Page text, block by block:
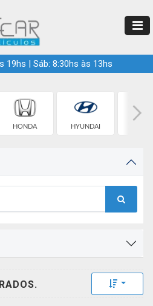
19hs | Sáb: 8:30hs às 13hs
HONDA HYUNDAI
Toggle